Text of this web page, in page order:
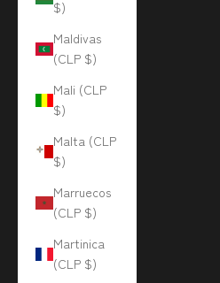
$)
Maldivas
(CLP $)
Mali (CLP
$)
Malta (CLP
$)
Marruecos
(CLP $)
Martinica
(CLP $)